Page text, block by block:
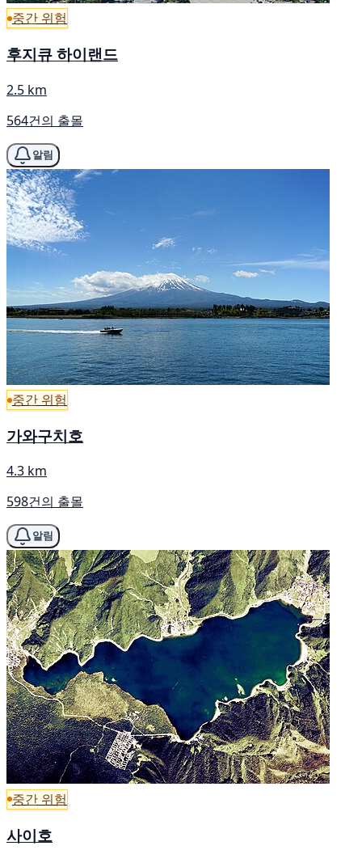
중간 위험
후지큐 하이랜드
2.5 km
564건의 출몰
알림
중간 위험
가와구치호
4.3 km
598건의 출몰
알림
중간 위험
사이호